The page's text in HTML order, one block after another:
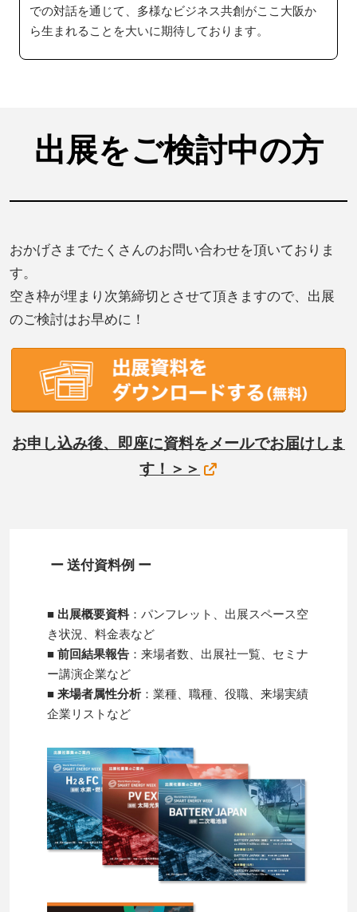
での対話を通じて、多様なビジネス共創がここ大阪か
ら生まれることを大いに期待しております。
出展をご検討中の方
おかげさまでたくさんのお問い合わせを頂いておりま
す。
空き枠が埋まり次第締切とさせて頂きますので、出展
のご検討はお早めに！
お申し込み後、即座に資料をメールでお届けしま
す！＞＞
ー 送付資料例 ー
■ 出展概要資料 ：パンフレット、出展スペース空
き状況、料金表など
■ 前回結果報告 ：来場者数、出展社一覧、セミナ
ー講演企業など
■ 来場者属性分析 ：業種、職種、役職、来場実績
企業リストなど